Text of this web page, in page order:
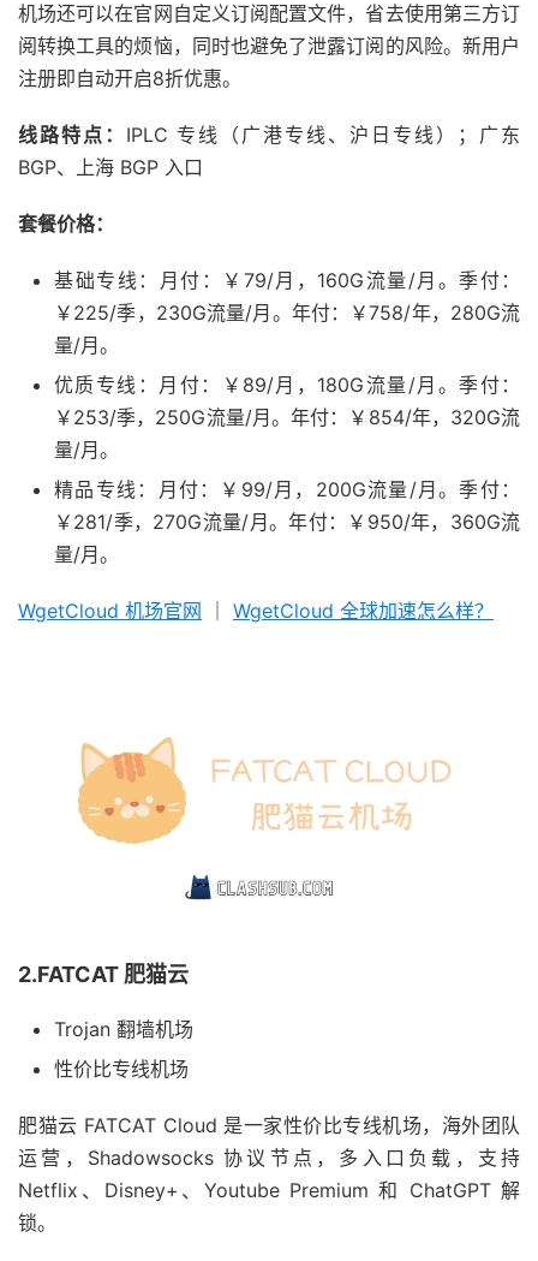
机场还可以在官网自定义订阅配置文件，省去使用第三方订
阅转换工具的烦恼，同时也避免了泄露订阅的风险。新用户
注册即自动开启8折优惠。
线路特点： IPLC 专线（广港专线、沪日专线）；广东
BGP、上海 BGP 入口
套餐价格：
基础专线：月付：￥79/月，160G流量/月。季付：
￥225/季，230G流量/月。年付：￥758/年，280G流
量/月。
优质专线：月付：￥89/月，180G流量/月。季付：
￥253/季，250G流量/月。年付：￥854/年，320G流
量/月。
精品专线：月付：￥99/月，200G流量/月。季付：
￥281/季，270G流量/月。年付：￥950/年，360G流
量/月。
WgetCloud 机场官网 WgetCloud 全球加速怎么样？
2.FATCAT 肥猫云
Trojan 翻墙机场
性价比专线机场
肥猫云 FATCAT Cloud 是一家性价比专线机场，海外团队
运营，Shadowsocks 协议节点，多入口负载，支持
Netflix、Disney+、Youtube Premium 和 ChatGPT 解
锁。